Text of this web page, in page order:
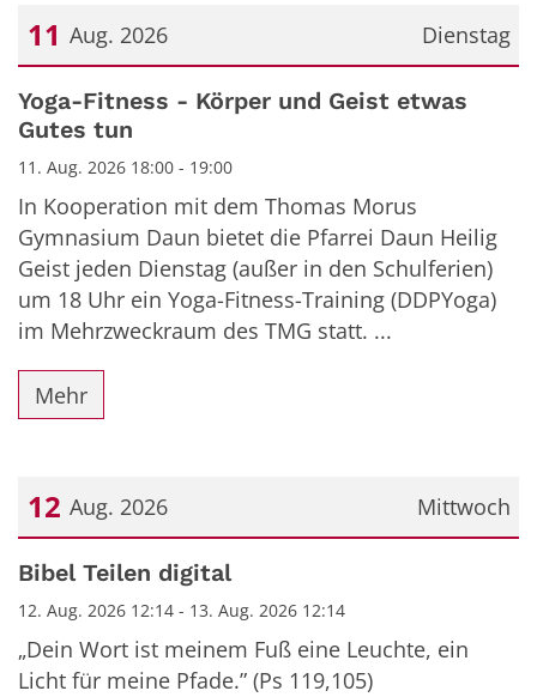
Dienstag
11 Aug. 2026
Datum: 11. August 2026
Yoga-Fitness - Körper und Geist etwas
Gutes tun
11. Aug. 2026 18:00 - 19:00
In Kooperation mit dem Thomas Morus
Gymnasium Daun bietet die Pfarrei Daun Heilig
Geist jeden Dienstag (außer in den Schulferien)
um 18 Uhr ein Yoga-Fitness-Training (DDPYoga)
im Mehrzweckraum des TMG statt. ...
Mehr
Mittwoch
12 Aug. 2026
Datum: 12. August 2026
Bibel Teilen digital
12. Aug. 2026 12:14 - 13. Aug. 2026 12:14
„Dein Wort ist meinem Fuß eine Leuchte, ein
Licht für meine Pfade.” (Ps 119,105)